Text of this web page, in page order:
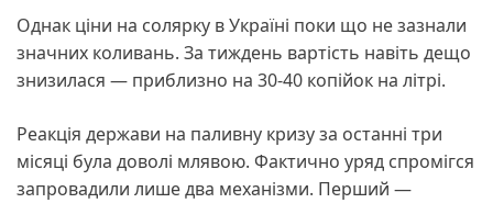
Однак ціни на солярку в Україні поки що не зазнали
значних коливань. За тиждень вартість навіть дещо
знизилася — приблизно на 30-40 копійок на літрі.
Реакція держави на паливну кризу за останні три
місяці була доволі млявою. Фактично уряд спромігся
запровадили лише два механізми. Перший —